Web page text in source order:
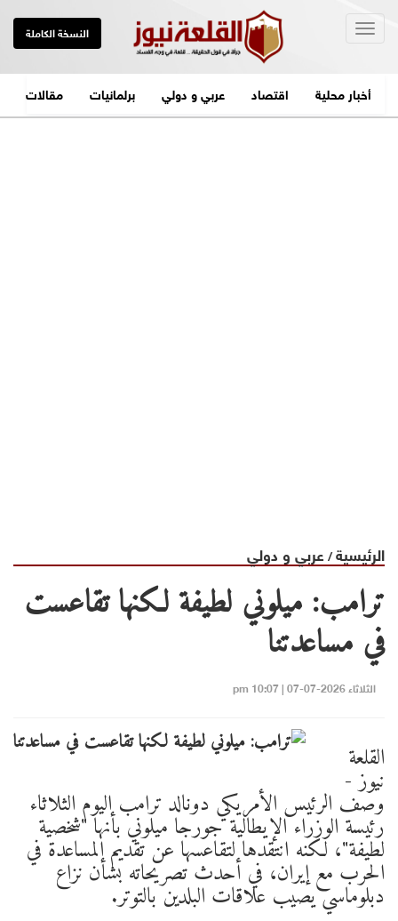
النسخة الكاملة
أخبار محلية اقتصاد عربي و دولي برلمانيات مقالات
الرئيسية/ عربي و دولي
ترامب: ميلوني لطيفة لكنها تقاعست
في مساعدتنا
الثلاثاء 2026-07-07 | 10:07 pm
القلعة
نيوز -
وصف الرئيس الأمريكي دونالد ترامب اليوم الثلاثاء
رئيسة الوزراء الإيطالية جورجا ميلوني بأنها "شخصية
لطيفة"، لكنه انتقدها لتقاعسها عن تقديم المساعدة في
الحرب مع إيران، في أحدث ​تصريحاته بشأن نزاع
دبلوماسي يصيب علاقات البلدين بالتوتر.